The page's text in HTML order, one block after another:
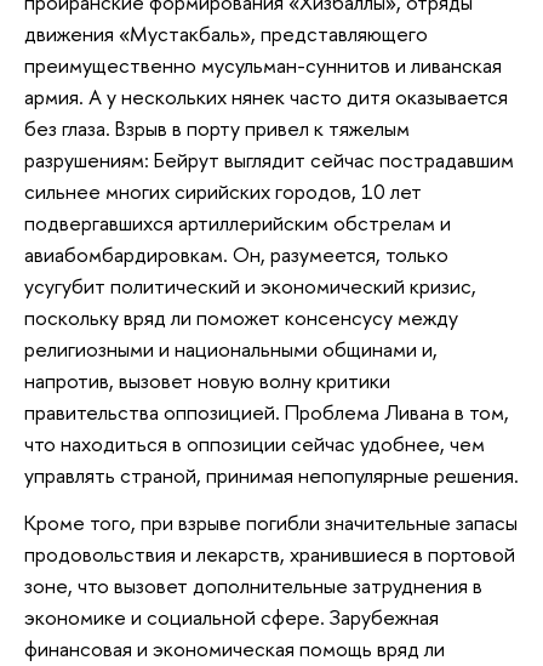
движения «Мустакбаль», представляющего
преимущественно мусульман-суннитов и ливанская
армия. А у нескольких нянек часто дитя оказывается
без глаза. Взрыв в порту привел к тяжелым
разрушениям: Бейрут выглядит сейчас пострадавшим
сильнее многих сирийских городов, 10 лет
подвергавшихся артиллерийским обстрелам и
авиабомбардировкам. Он, разумеется, только
усугубит политический и экономический кризис,
поскольку вряд ли поможет консенсусу между
религиозными и национальными общинами и,
напротив, вызовет новую волну критики
правительства оппозицией. Проблема Ливана в том,
что находиться в оппозиции сейчас удобнее, чем
управлять страной, принимая непопулярные решения.
Кроме того, при взрыве погибли значительные запасы
продовольствия и лекарств, хранившиеся в портовой
зоне, что вызовет дополнительные затруднения в
экономике и социальной сфере. Зарубежная
финансовая и экономическая помощь вряд ли